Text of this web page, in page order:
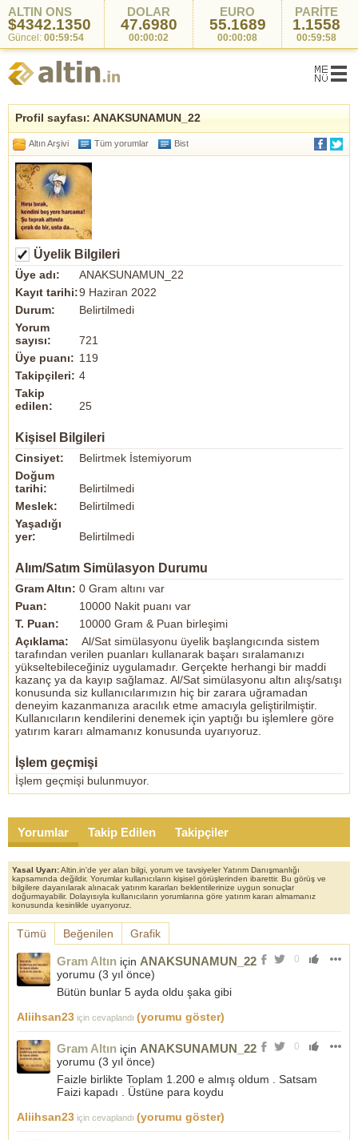
ALTIN ONS
$4342.1350
Güncel: 00:59:54
DOLAR
47.6980
00:00:02
EURO
55.1689
00:00:08
PARİTE
1.1558
00:59:58
Profil sayfası: ANAKSUNAMUN_22
Altın Arşivi Tüm yorumlar Bist
Üyelik Bilgileri
Üye adı:
ANAKSUNAMUN_22
Kayıt tarihi:9 Haziran 2022
Durum:
Belirtilmedi
Yorum
sayısı:
721
Üye puanı: 119
Takipçileri: 4
Takip
edilen:
25
Kişisel Bilgileri
Cinsiyet:
Belirtmek İstemiyorum
Doğum
tarihi:
Belirtilmedi
Meslek:
Belirtilmedi
Yaşadığı
yer:
Belirtilmedi
Alım/Satım Simülasyon Durumu
Gram Altın: 0 Gram altını var
Puan:
10000 Nakit puanı var
T. Puan:
10000 Gram & Puan birleşimi
Açıklama:
Al/Sat simülasyonu üyelik başlangıcında sistem
tarafından verilen puanları kullanarak başarı sıralamanızı
yükseltebileceğiniz uygulamadır. Gerçekte herhangi bir maddi
kazanç ya da kayıp sağlamaz. Al/Sat simülasyonu altın alış/satışı
konusunda siz kullanıcılarımızın hiç bir zarara uğramadan
deneyim kazanmanıza aracılık etme amacıyla geliştirilmiştir.
Kullanıcıların kendilerini denemek için yaptığı bu işlemlere göre
yatırım kararı almamanız konusunda uyarıyoruz.
İşlem geçmişi
İşlem geçmişi bulunmuyor.
Yorumlar Takip Edilen Takipçiler
Yasal Uyarı:Altin.in'de yer alan bilgi, yorum ve tavsiyeler Yatırım Danışmanlığı
kapsamında değildir. Yorumlar kullanıcıların kişisel görüşlerinden ibarettir. Bu görüş ve
bilgilere dayanılarak alınacak yatırım kararları beklentilerinize uygun sonuçlar
doğurmayabilir. Dolayısıyla kullanıcıların yorumlarına göre yatırım kararı almamanız
konusunda kesinlikle uyarıyoruz.
Tümü Beğenilen Grafik
0
Gram Altın için ANAKSUNAMUN_22
yorumu (3 yıl önce)
Bütün bunlar 5 ayda oldu şaka gibi
Aliihsan23 için cevaplandı (yorumu göster)
0
Gram Altın için ANAKSUNAMUN_22
yorumu (3 yıl önce)
Faizle birlikte Toplam 1.200 e almış oldum . Satsam
Faizi kapadı . Üstüne para koydu
Aliihsan23 için cevaplandı (yorumu göster)